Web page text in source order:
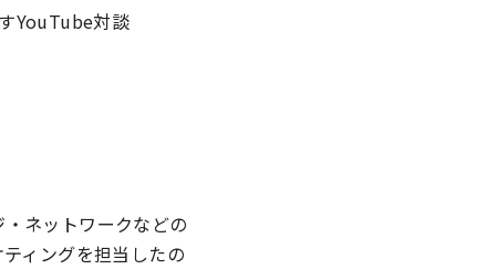
YouTube対談
ネットワークなどの
ィングを担当したの